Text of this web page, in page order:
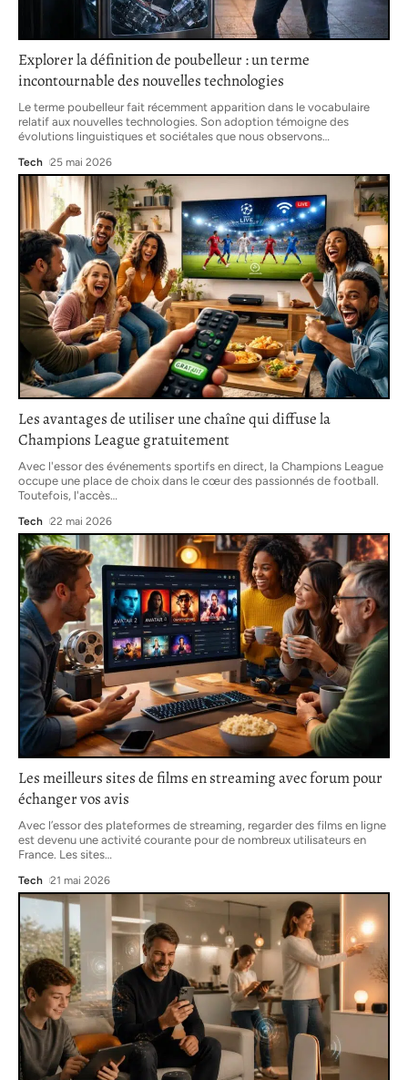
Explorer la définition de poubelleur : un terme
incontournable des nouvelles technologies
Le terme poubelleur fait récemment apparition dans le vocabulaire
relatif aux nouvelles technologies. Son adoption témoigne des
évolutions linguistiques et sociétales que nous observons
Tech 25 mai 2026
Les avantages de utiliser une chaîne qui diffuse la
Champions League gratuitement
Avec l'essor des événements sportifs en direct, la Champions League
occupe une place de choix dans le cœur des passionnés de football.
Toutefois, l'accès
Tech 22 mai 2026
Les meilleurs sites de films en streaming avec forum pour
échanger vos avis
Avec l’essor des plateformes de streaming, regarder des films en ligne
est devenu une activité courante pour de nombreux utilisateurs en
France. Les sites
Tech 21 mai 2026